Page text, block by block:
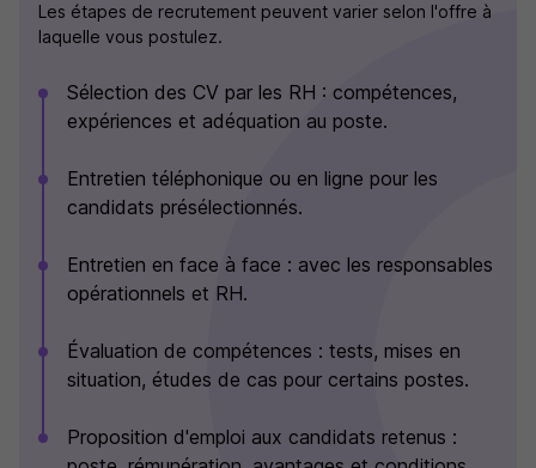
Les étapes de recrutement peuvent varier selon l'offre à
laquelle vous postulez.
Sélection des CV par les RH : compétences,
expériences et adéquation au poste.
Entretien téléphonique ou en ligne pour les
candidats présélectionnés.
Entretien en face à face : avec les responsables
opérationnels et RH.
Évaluation de compétences : tests, mises en
situation, études de cas pour certains postes.
Proposition d'emploi aux candidats retenus :